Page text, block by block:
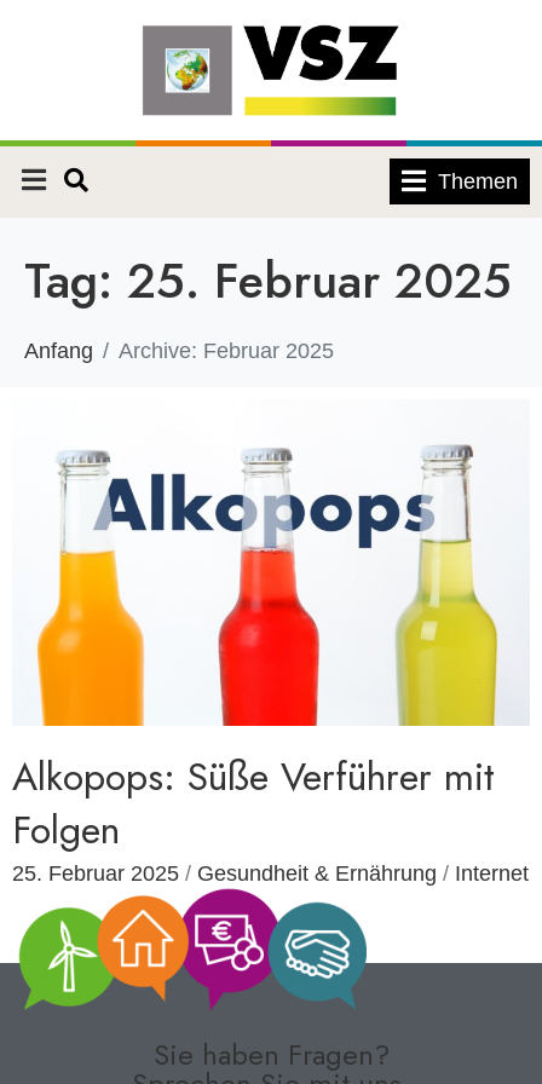
Themen
Tag: 25. Februar 2025
Anfang Archive: Februar 2025
Alkopops: Süße Verführer mit
Folgen
25. Februar 2025 / Gesundheit & Ernährung / Internet
Sie haben Fragen?